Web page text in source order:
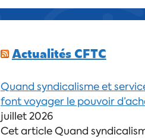
Actualités CFTC
Quand syndicalisme et
font voyager le pouvoir
juillet 2026
Cet article Quand